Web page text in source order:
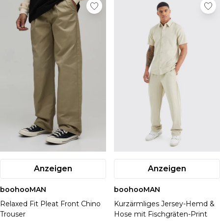
Anzeigen
boohooMAN
Relaxed Fit Pleat Front Chino
Trouser
Anzeigen
boohooMAN
Kurzärmliges Jersey-Hemd &
Hose mit Fischgräten-Print